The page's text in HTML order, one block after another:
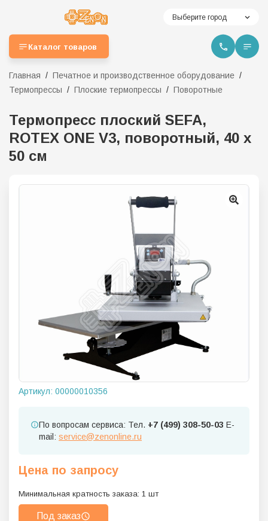
Выберите город
Каталог товаров
Главная
Печатное и производственное оборудование
Термопрессы
Плоские термопрессы Поворотные
Термопресс плоский SEFA,
ROTEX ONE V3, поворотный, 40 х
50 см
Артикул: 00000010356
По вопросам сервиса: Тел. +7 (499) 308-50-03 E-
mail: service@zenonline.ru
Цена по запросу
Минимальная кратность заказа: 1 шт
Под заказ